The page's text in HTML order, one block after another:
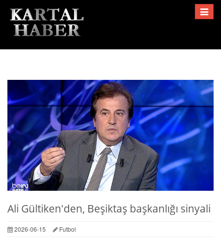
Toggle
Ali Gültiken'den, Beşiktaş başkanlığı sinyali
2026-06-15 Futbol